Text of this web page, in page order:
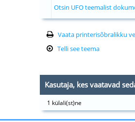
Otsin UFO teemalist
Vaata printerisõbralikku
Telli see teema
Kasutaja, kes vaatavad
1 külali(st)ne